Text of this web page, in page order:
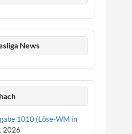
News
1010 (Löse-WM in
2026